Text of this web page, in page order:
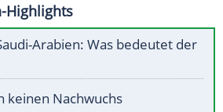
Highlights
Arabien: Was bedeutet der
keinen Nachwuchs